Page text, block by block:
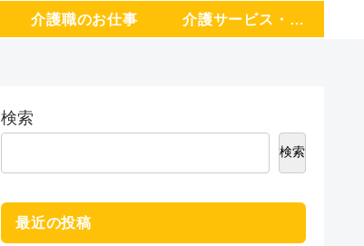
介護職のお仕事 介護サービス・施設
検索
検索
最近の投稿